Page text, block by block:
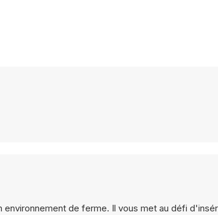
de ferme. Il vous met au défi